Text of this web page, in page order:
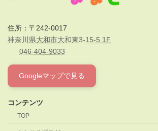
住所：〒242-0017
神奈川県大和市大和東3-15-5 1F
046-404-9033
Googleマップで見る
コンテンツ
TOP